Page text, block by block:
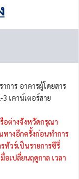
การ อาคารผู้โดยสาร
เคาน์เตอร์สาย
อต่างจังหวัดกรุณา
ทางอีกครั้งก่อนทำการ
ทัวร์เป็นรายการซีรี่
อเปลี่ยนฤดูกาล เวลา